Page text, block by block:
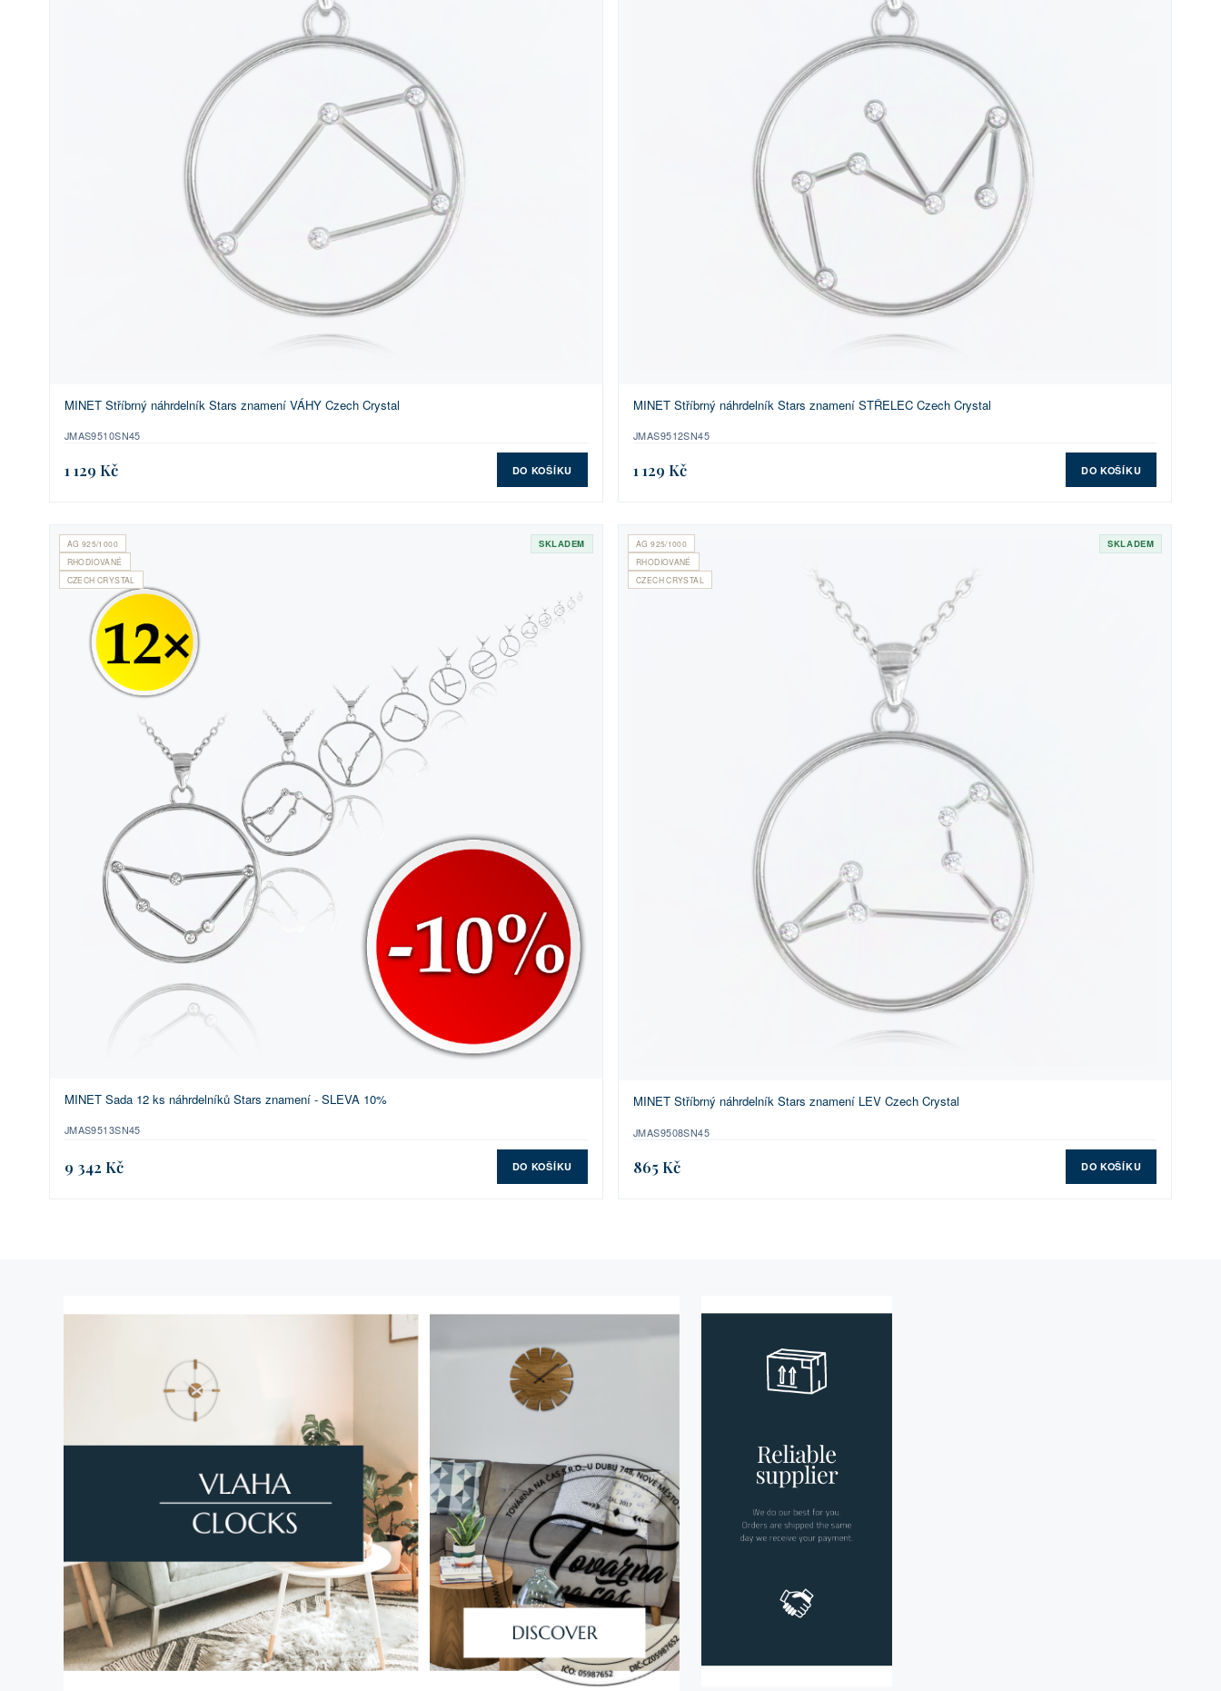
MINET Stříbrný náhrdelník Stars znamení VÁHY Czech Crystal
JMAS9510SN45
1 129 Kč DO KOŠÍKU
MINET Stříbrný náhrdelník Stars znamení STŘELEC Czech Crystal
JMAS9512SN45
1 129 Kč DO KOŠÍKU
AG 925/1000
RHODIOVANÉ
CZECH CRYSTAL
SKLADEM
MINET Sada 12 ks náhrdelníků Stars znamení - SLEVA 10%
JMAS9513SN45
9 342 Kč DO KOŠÍKU
AG 925/1000
RHODIOVANÉ
CZECH CRYSTAL
SKLADEM
MINET Stříbrný náhrdelník Stars znamení LEV Czech Crystal
JMAS9508SN45
865 Kč DO KOŠÍKU